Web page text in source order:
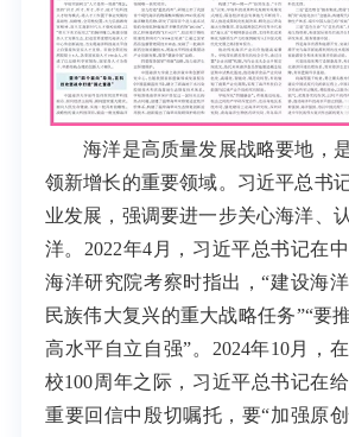
海洋是高质量发展战略要地，是
领新增长的重要领域。习近平总书
业发展，强调要进一步关心海洋、
洋。2022年4月，习近平总书记在
海洋研究院考察时指出，“建设海
民族伟大复兴的重大战略任务”“要
高水平自立自强”。2024年10月，
校100周年之际，习近平总书记在
重要回信中殷切嘱托，要“加强原